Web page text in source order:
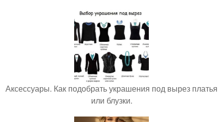
Аксессуары. Как подобрать украшения под вырез платья
или блузки.